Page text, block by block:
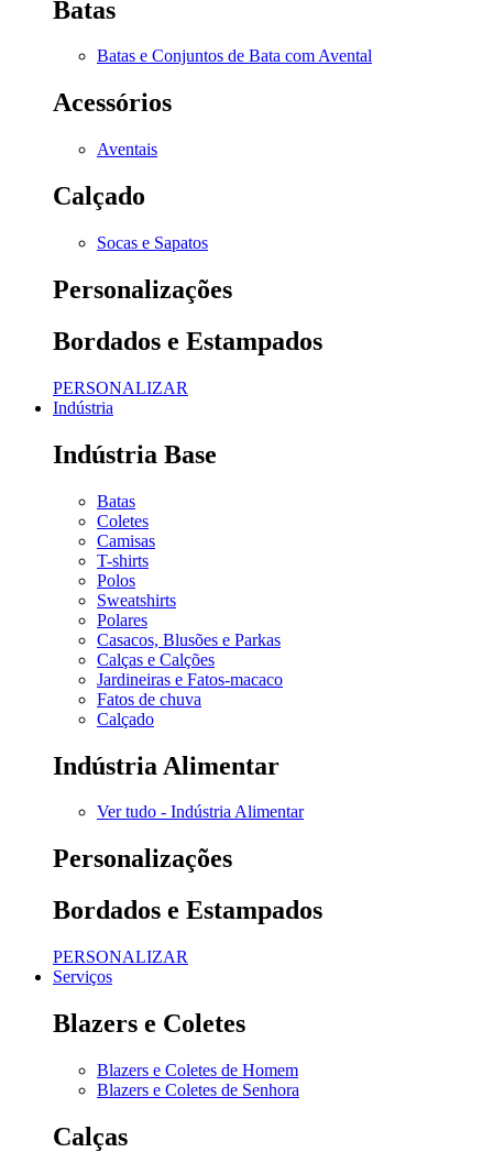
Batas
Batas e Conjuntos de Bata com Avental
Acessórios
Aventais
Calçado
Socas e Sapatos
Personalizações
Bordados e Estampados
PERSONALIZAR
Indústria
Indústria Base
Batas
Coletes
Camisas
T-shirts
Polos
Sweatshirts
Polares
Casacos, Blusões e Parkas
Calças e Calções
Jardineiras e Fatos-macaco
Fatos de chuva
Calçado
Indústria Alimentar
Ver tudo - Indústria Alimentar
Personalizações
Bordados e Estampados
PERSONALIZAR
Serviços
Blazers e Coletes
Blazers e Coletes de Homem
Blazers e Coletes de Senhora
Calças